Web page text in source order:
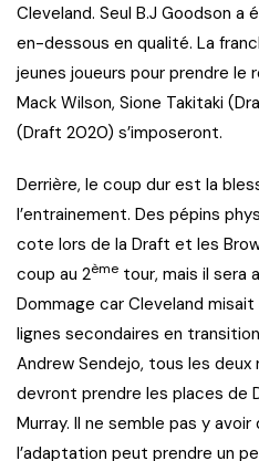
Cleveland. Seul B.J Goodson
en-dessous en qualité. La
jeunes joueurs pour prendre le
Mack Wilson, Sione Takitaki
(Draft 2020) s’imposeront.
Derrière, le coup dur est la
l’entrainement. Des pépins
cote lors de la Draft et les
coup au 2ème tour, mais il sera
Dommage car Cleveland
lignes secondaires en
Andrew Sendejo, tous les
devront prendre les places de
Murray. Il ne semble pas y
l’adaptation peut prendre un